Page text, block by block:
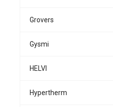
Grovers
Gysmi
HELVI
Hypertherm